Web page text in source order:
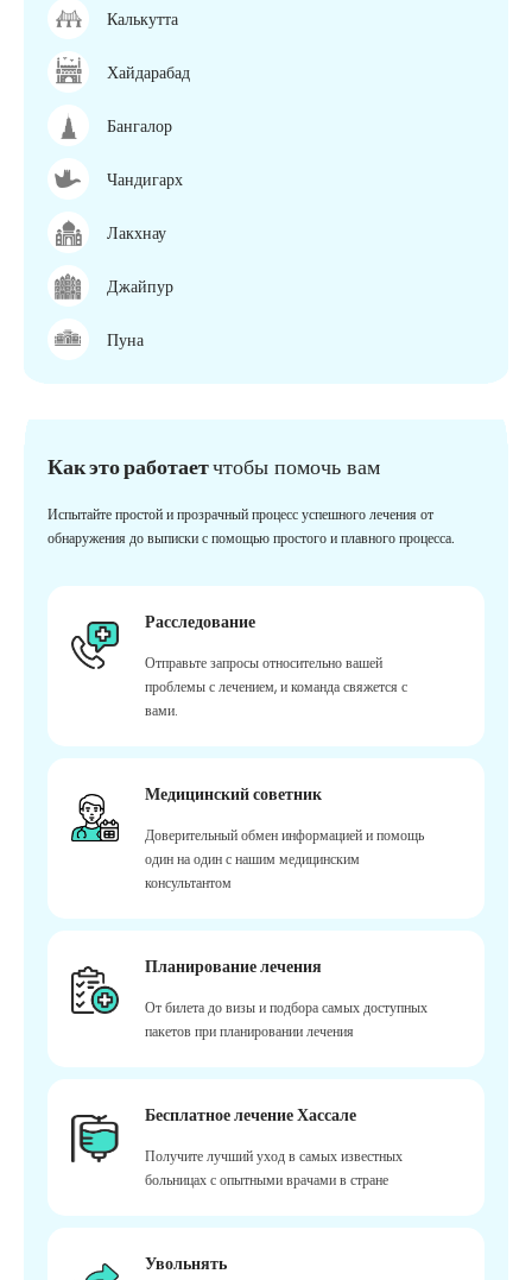
Калькутта
Хайдарабад
Бангалор
Чандигарх
Лакхнау
Джайпур
Пуна
Как это работаетчтобы помочь вам
Испытайте простой и прозрачный процесс успешного лечения от
обнаружения до выписки с помощью простого и плавного процесса.
Расследование
Отправьте запросы относительно вашей
проблемы с лечением, и команда свяжется с
вами.
Медицинский советник
Доверительный обмен информацией и помощь
один на один с нашим медицинским
консультантом
Планирование лечения
От билета до визы и подбора самых доступных
пакетов при планировании лечения
Бесплатное лечение Хассале
Получите лучший уход в самых известных
больницах с опытными врачами в стране
Увольнять